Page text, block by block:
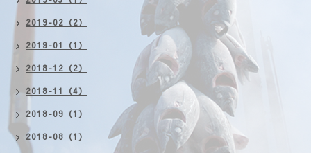
2019-02（2）
2019-01（1）
2018-12（2）
2018-11（4）
2018-09（1）
2018-08（1）